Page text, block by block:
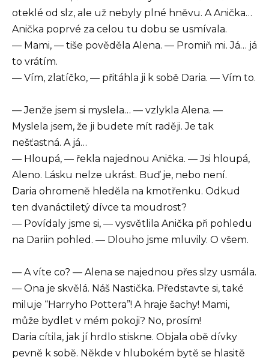
oteklé od slz, ale už nebyly plné hněvu. A Anička…
Anička poprvé za celou tu dobu se usmívala.
— Mami, — tiše pověděla Alena. — Promiň mi. Já… já
to vrátím.
— Vím, zlatíčko, — přitáhla ji k sobě Daria. — Vím to.
— Jenže jsem si myslela… — vzlykla Alena. —
Myslela jsem, že ji budete mít raději. Je tak
nešťastná. A já…
— Hloupá, — řekla najednou Anička. — Jsi hloupá,
Aleno. Lásku nelze ukrást. Buď je, nebo není.
Daria ohromeně hleděla na kmotřenku. Odkud
ten dvanáctiletý dívce ta moudrost?
— Povídaly jsme si, — vysvětlila Anička při pohledu
na Dariin pohled. — Dlouho jsme mluvily. O všem.
— A víte co? — Alena se najednou přes slzy usmála.
— Ona je skvělá. Náš Nastička. Představte si, také
miluje “Harryho Pottera”! A hraje šachy! Mami,
může bydlet v mém pokoji? No, prosím!
Daria cítila, jak jí hrdlo stiskne. Objala obě dívky
pevně k sobě. Někde v hlubokém bytě se hlasitě